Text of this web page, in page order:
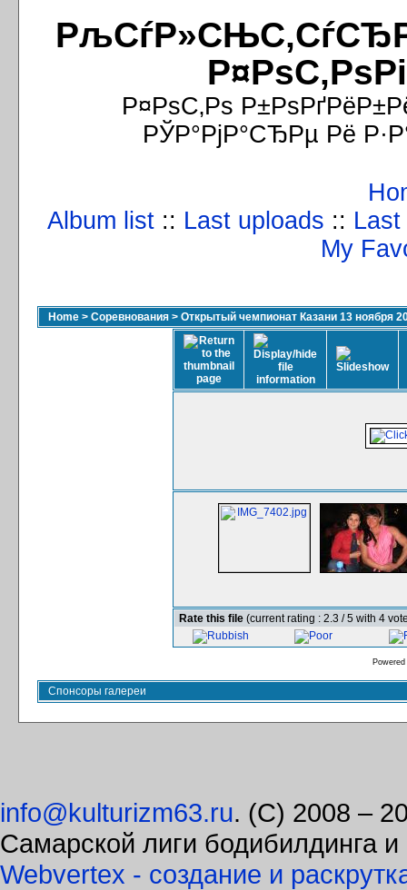
Р¤РѕС‚Рѕ
РЎР°РјР°СЂРµ Рё
Album list :: Last uploads ::
My
Home > Соревнования > Открытый чемпионат Казани 13 ноября
Rate this file (current rating : 2.3 / 5 with 4
Спонсоры галереи
info@kulturizm63.ru. (C) 2008 –
Самарской лиги бодибилдинга
Webvertex - создание и